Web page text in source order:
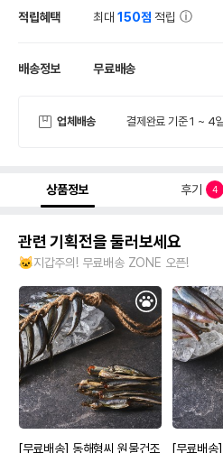
적립혜택 최대150점 적립
배송정보 무료배송
업체배송 결제완료 기준 1 ~ 4
상품정보 후기 4
관련 기획전을 둘러보세요
🐱지갑주의! 무료배송 ZONE 오픈!
[무료배송] 동해형씨 원물건조
[무료배송